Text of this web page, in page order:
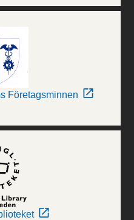
Företagsminnen